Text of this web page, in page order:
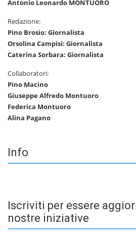
Antonio Leonardo MONTUORO
Redazione:
Pino Brosio: Giornalista
Orsolina Campisi: Giornalista
Caterina Sorbara: Giornalista
Collaboratori:
Pino Macino
Giuseppe Alfredo Montuoro
Federica Montuoro
Alina Pagano
Info
Iscriviti per essere
nostre iniziative